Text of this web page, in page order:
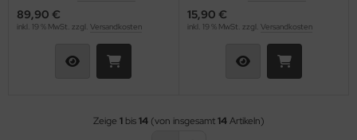
89,90 €
inkl. 19 % MwSt. zzgl. Versandkosten
15,90 €
inkl. 19 % MwSt. zzgl. Versandkosten
Zeige 1bis14(von insgesamt14Artikeln)